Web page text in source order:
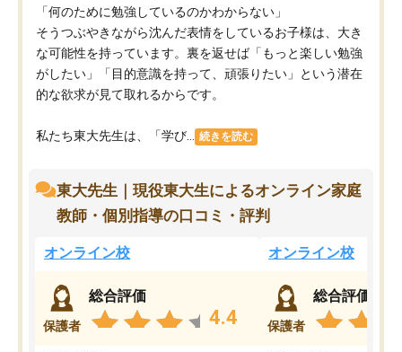
「何のために勉強しているのかわからない」
そうつぶやきながら沈んだ表情をしているお子様は、大き
な可能性を持っています。裏を返せば「もっと楽しい勉強
がしたい」「目的意識を持って、頑張りたい」という潜在
的な欲求が見て取れるからです。
私たち東大先生は、「学び... 続きを読む
東大先生｜現役東大生によるオンライン家庭
教師・個別指導の口コミ・評判
オンライン校
保護者
総合評価
4.4
オンライン校
保護者
総合評価